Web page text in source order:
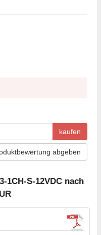
kaufen
abgeben
1CH-S-12VDC nach